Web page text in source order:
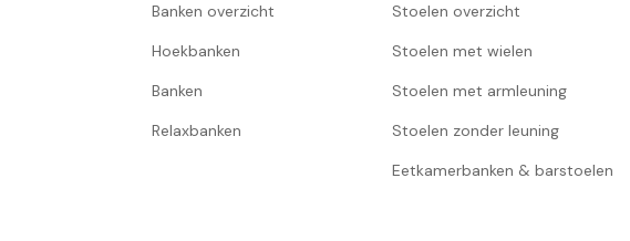
Banken overzicht
Hoekbanken
Banken
Relaxbanken
Stoelen overzicht
Stoelen met wielen
Stoelen met armleuning
Stoelen zonder leuning
Eetkamerbanken & barstoelen